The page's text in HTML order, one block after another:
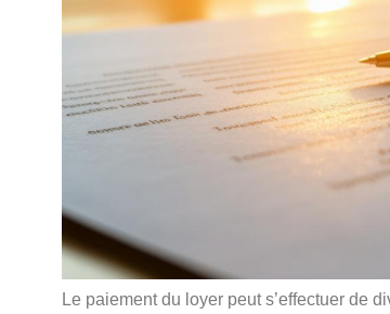
Le paiement du loyer peut s’effectuer de